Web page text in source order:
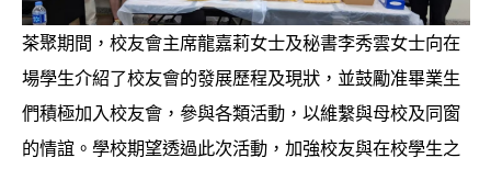
茶聚期間，校友會主席龍嘉莉女士及秘書李秀雲女士向在
場學生介紹了校友會的發展歷程及現狀，並鼓勵准畢業生
們積極加入校友會，參與各類活動，以維繫與母校及同窗
的情誼。學校期望透過此次活動，加強校友與在校學生之